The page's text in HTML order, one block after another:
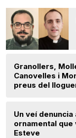
Granollers,
Canovelles i
preus del
Un veí
ornamental que
Esteve